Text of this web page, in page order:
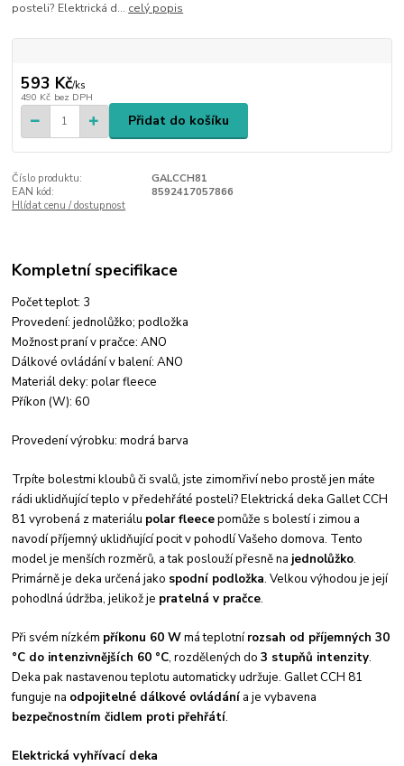
posteli? Elektrická d... celý popis
593 Kč/ks
490 Kč bez DPH
Přidat do košíku
Číslo produktu:
GALCCH81
EAN kód:
8592417057866
Hlídat cenu / dostupnost
Kompletní specifikace
Počet teplot: 3
Provedení: jednolůžko; podložka
Možnost praní v pračce: ANO
Dálkové ovládání v balení: ANO
Materiál deky: polar fleece
Příkon (W): 60
Provedení výrobku: modrá barva
Trpíte bolestmi kloubů či svalů, jste zimomřiví nebo prostě jen máte
rádi uklidňující teplo v předehřáté posteli? Elektrická deka Gallet CCH
81 vyrobená z materiálu polar fleecepomůže s bolestí i zimou a
navodí příjemný uklidňující pocit v pohodlí Vašeho domova. Tento
model je menších rozměrů, a tak poslouží přesně na jednolůžko.
Primárně je deka určená jako spodní podložka. Velkou výhodou je její
pohodlná údržba, jelikož je pratelná v pračce.
Při svém nízkém příkonu 60 Wmá teplotnírozsah od příjemných 30
°C do intenzivnějších 60 °C, rozdělených do3 stupňů intenzity.
Deka pak nastavenou teplotu automaticky udržuje. Gallet CCH 81
funguje na odpojitelné dálkové ovládání a je vybavena
bezpečnostním čidlem proti přehřátí.
Elektrická vyhřívací deka